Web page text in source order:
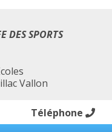
DES SPORTS
Vallon
Téléphone